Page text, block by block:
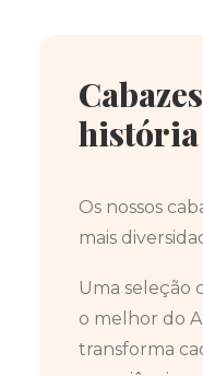
história
Os nossos
mais
Uma seleção
o melhor do
transforma